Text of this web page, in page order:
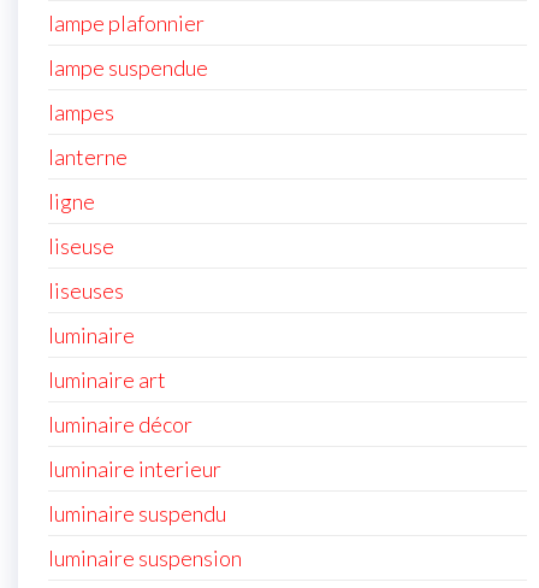
lampe plafonnier
lampe suspendue
lampes
lanterne
ligne
liseuse
liseuses
luminaire
luminaire art
luminaire décor
luminaire interieur
luminaire suspendu
luminaire suspension